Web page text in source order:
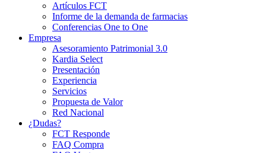
Artículos FCT
Informe de la demanda de farmacias
Conferencias One to One
Empresa
Asesoramiento Patrimonial 3.0
Kardia Select
Presentación
Experiencia
Servicios
Propuesta de Valor
Red Nacional
¿Dudas?
FCT Responde
FAQ Compra